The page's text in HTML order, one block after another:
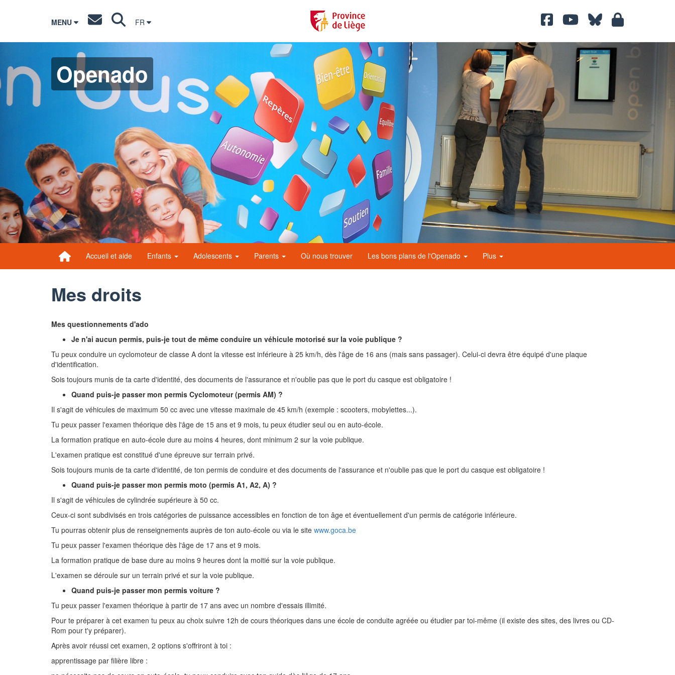
MENU FR
Openado
Accueil et aide Enfants Adolescents Parents Où nous trouver Les bons plans de l'Openado Plus
Mes droits
Mes questionnements d'ado
Je n'ai aucun permis, puis-je tout de même conduire un véhicule motorisé sur la voie publique ?
Tu peux conduire un cyclomoteur de classe A dont la vitesse est inférieure à 25 km/h, dès l'âge de 16 ans (mais sans passager). Celui-ci devra être équipé d'une plaque
d'identification.
Sois toujours munis de ta carte d'identité, des documents de l'assurance et n'oublie pas que le port du casque est obligatoire !
Quand puis-je passer mon permis Cyclomoteur (permis AM) ?
Il s'agit de véhicules de maximum 50 cc avec une vitesse maximale de 45 km/h (exemple : scooters, mobylettes...).
Tu peux passer l'examen théorique dès l'âge de 15 ans et 9 mois, tu peux étudier seul ou en auto-école.
La formation pratique en auto-école dure au moins 4 heures, dont minimum 2 sur la voie publique.
L'examen pratique est constitué d'une épreuve sur terrain privé.
Sois toujours munis de ta carte d'identité, de ton permis de conduire et des documents de l'assurance et n'oublie pas que le port du casque est obligatoire !
Quand puis-je passer mon permis moto (permis A1, A2, A) ?
Il s'agit de véhicules de cylindrée supérieure à 50 cc.
Ceux-ci sont subdivisés en trois catégories de puissance accessibles en fonction de ton âge et éventuellement d'un permis de catégorie inférieure.
Tu pourras obtenir plus de renseignements auprès de ton auto-école ou via le site www.goca.be
Tu peux passer l'examen théorique dès l'âge de 17 ans et 9 mois.
La formation pratique de base dure au moins 9 heures dont la moitié sur la voie publique.
L'examen se déroule sur un terrain privé et sur la voie publique.
Quand puis-je passer mon permis voiture ?
Tu peux passer l'examen théorique à partir de 17 ans avec un nombre d'essais illimité.
Pour te préparer à cet examen tu peux au choix suivre 12h de cours théoriques dans une école de conduite agréée ou étudier par toi-même (il existe des sites, des livres ou CD-
Rom pour t'y préparer).
Après avoir réussi cet examen, 2 options s'offriront à toi :
apprentissage par filière libre :